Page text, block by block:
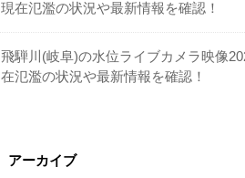
現在氾濫の状況や最新情報を確認！
飛騨川(岐阜)の水位ライブカメラ映像
在氾濫の状況や最新情報を確認！
アーカイブ